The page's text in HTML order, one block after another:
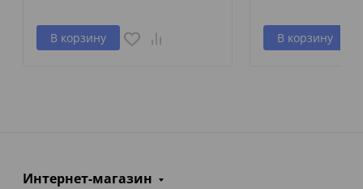
В корзину В корзину
Интернет-магазин